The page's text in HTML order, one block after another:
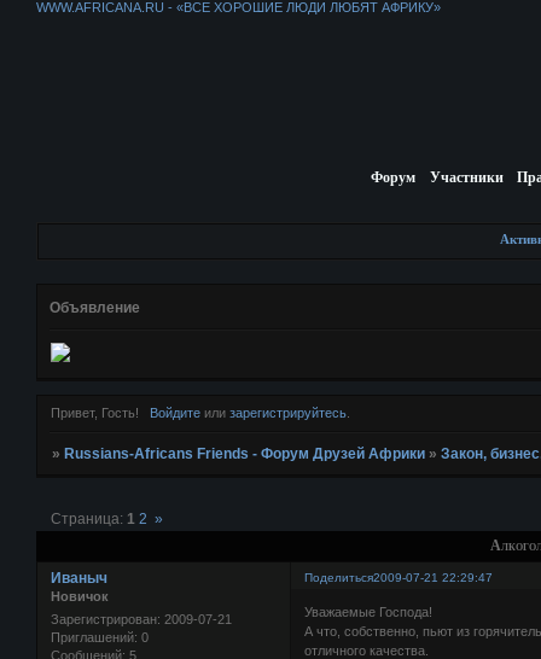
WWW.AFRICANA.RU - «ВСЕ ХОРОШИЕ ЛЮДИ ЛЮБЯТ АФРИКУ»
Форум Участники
Объявление
Привет, Гость! Войдитеили зарегистрируйтесь.
» Russians-Africans Friends - Форум Друзей Африки »Закон,
Страница: 1 2 »
Поделиться2009-07-21 22:29:47
Иваныч
Новичок
Зарегистрирован: 2009-07-21
Приглашений: 0
Сообщений: 5
Уважаемые Господа!
А что, собственно, пьют из
отличного качества.